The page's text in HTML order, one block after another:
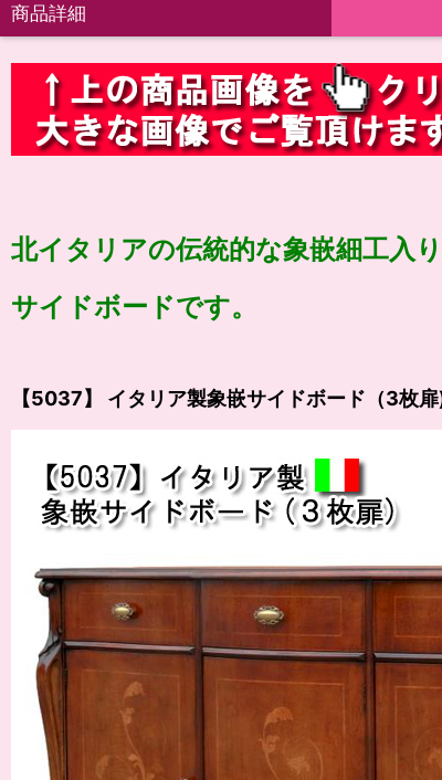
商品詳細
北イタリアの伝統的な象嵌細工入
サイドボードです。
【5037】 イタリア製象嵌サイドボード（3枚